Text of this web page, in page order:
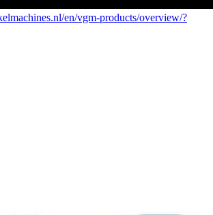
en/vgm-products/overview/?